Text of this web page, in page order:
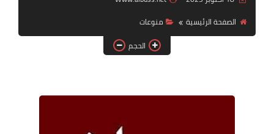
الصفحة الرئيسية
منوعات
الحجم